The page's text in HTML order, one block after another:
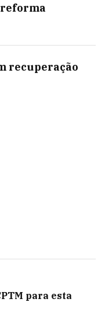
reforma
recuperação
para esta